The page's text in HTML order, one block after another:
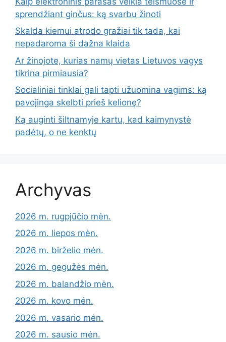
sprendžiant ginčus: ką svarbu žinoti
Skalda kiemui atrodo gražiai tik tada, kai
nepadaroma ši dažna klaida
Ar žinojote, kurias namų vietas Lietuvos vagys
tikrina pirmiausia?
Socialiniai tinklai gali tapti užuomina vagims: ką
pavojinga skelbti prieš kelionę?
Ką auginti šiltnamyje kartu, kad kaimynystė
padėtų, o ne kenktų
Archyvas
2026 m. rugpjūčio mėn.
2026 m. liepos mėn.
2026 m. birželio mėn.
2026 m. gegužės mėn.
2026 m. balandžio mėn.
2026 m. kovo mėn.
2026 m. vasario mėn.
2026 m. sausio mėn.